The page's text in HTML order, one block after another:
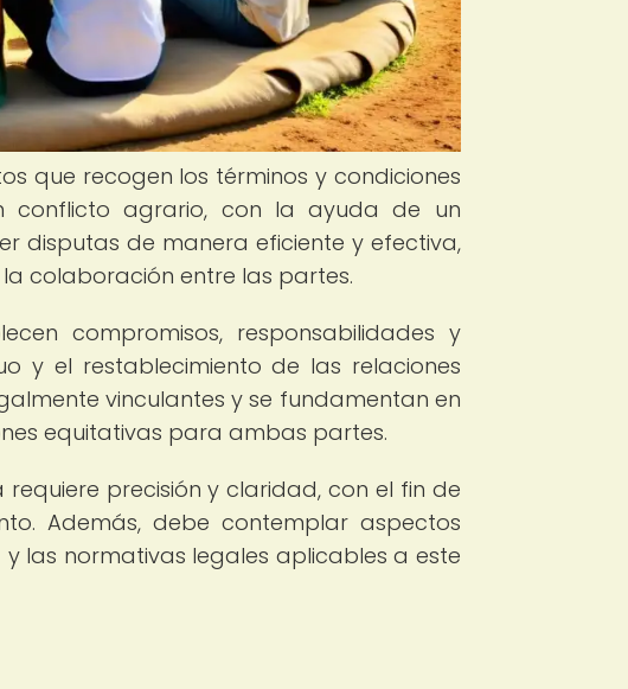
que recogen los términos y condiciones
conflicto agrario, con la ayuda de un
disputas de manera eficiente y efectiva,
colaboración entre las partes.
compromisos, responsabilidades y
y el restablecimiento de las relaciones
vinculantes y se fundamentan en
equitativas para ambas partes.
precisión y claridad, con el fin de
Además, debe contemplar aspectos
las normativas legales aplicables a este